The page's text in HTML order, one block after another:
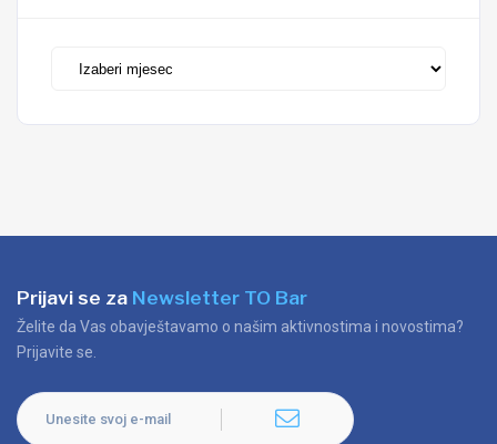
Prijavi se za Newsletter TO Bar
Želite da Vas obavještavamo o našim aktivnostima i novostima?
Prijavite se.